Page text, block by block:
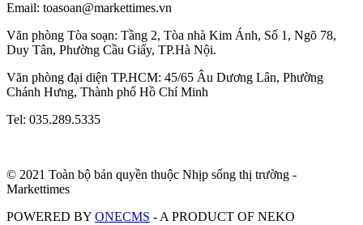
Email: toasoan@markettimes.vn
Văn phòng Tòa soạn: Tầng 2, Tòa nhà Kim Ánh, Số 1, Ngõ 78,
Duy Tân, Phường Cầu Giấy, TP.Hà Nội.
Văn phòng đại diện TP.HCM: 45/65 Âu Dương Lân, Phường
Chánh Hưng, Thành phố Hồ Chí Minh
Tel: 035.289.5335
© 2021 Toàn bộ bản quyền thuộc Nhịp sống thị trường -
Markettimes
POWERED BY ONECMS - A PRODUCT OF NEKO